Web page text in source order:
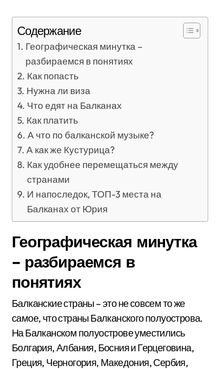
Содержание
Географическая минутка –
разбираемся в понятиях
Как попасть
Нужна ли виза
Что едят на Балканах
Как платить
А что по балканской музыке?
А как же Кустурица?
Как удобнее перемещаться между
странами
И напоследок, ТОП-3 места на
Балканах от Юрия
Географическая минутка
– разбираемся в
понятиях
Балканские страны – это не совсем то же
самое, что страны Балканского полуострова.
На Балканском полуострове уместились
Болгария, Албания, Босния и Герцеговина,
Греция, Черногория, Македония, Сербия,